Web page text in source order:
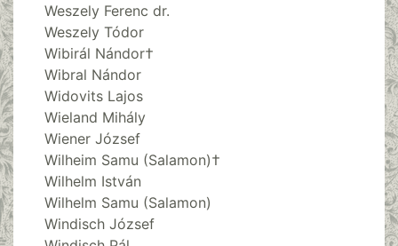
Weszely Ferenc dr.
Weszely Tódor
Wibirál Nándor†
Wibral Nándor
Widovits Lajos
Wieland Mihály
Wiener József
Wilheim Samu (Salamon)†
Wilhelm István
Wilhelm Samu (Salamon)
Windisch József